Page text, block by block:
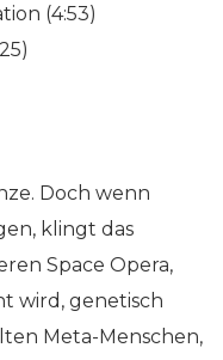
(4:53)
Doch wenn
klingt das
Space Opera,
wird, genetisch
Meta-Menschen,